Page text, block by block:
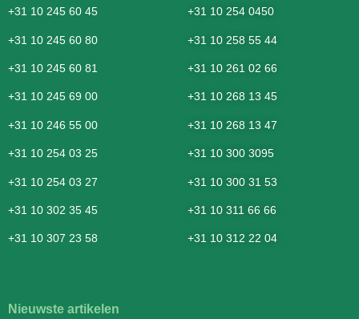
+31 10 245 60 45
+31 10 245 60 80
+31 10 245 60 81
+31 10 245 69 00
+31 10 246 55 00
+31 10 254 03 25
+31 10 254 03 27
+31 10 302 35 45
+31 10 307 23 58
+31 10 254 0450
+31 10 258 55 44
+31 10 261 02 66
+31 10 268 13 45
+31 10 268 13 47
+31 10 300 3095
+31 10 300 31 53
+31 10 311 66 66
+31 10 312 22 04
Nieuwste artikelen